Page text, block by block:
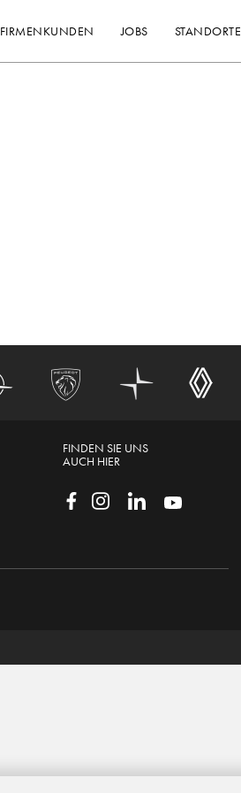
FIRMENKUNDEN JOBS STANDORTE
FINDEN SIE UNS
AUCH HIER